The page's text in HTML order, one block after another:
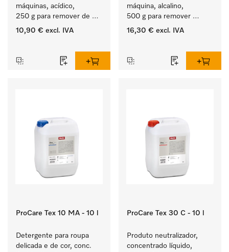
máquinas, acídico,
250 g para remover de
depósitos de calcário
10,90 € excl. IVA
máquina, alcalino,
500 g para remover
depósitos de amido
16,30 € excl. IVA
ProCare Tex 10 MA - 10 l
Detergente para roupa
delicada e de cor, conc.
ProCare Tex 30 C - 10 l
Produto neutralizador,
concentrado líquido,